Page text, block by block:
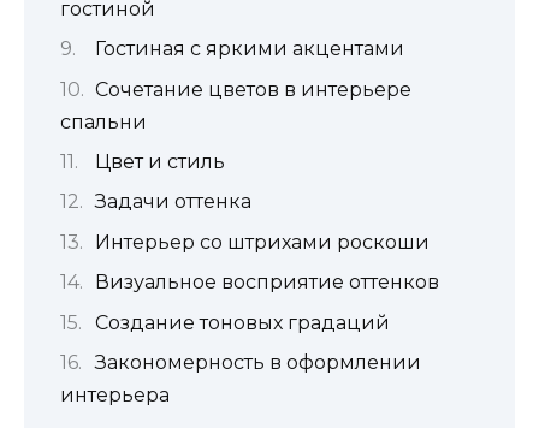
гостиной
Гостиная с яркими акцентами
Сочетание цветов в интерьере
спальни
Цвет и стиль
Задачи оттенка
Интерьер со штрихами роскоши
Визуальное восприятие оттенков
Создание тоновых градаций
Закономерность в оформлении
интерьера